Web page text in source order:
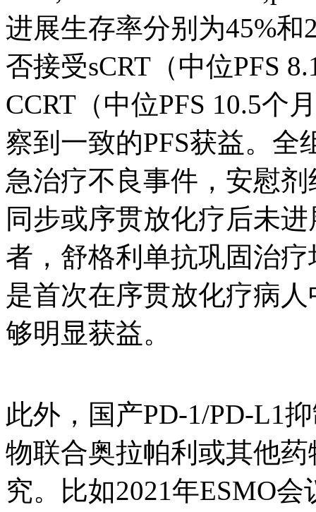
进展生存率分别为45%和
否接受sCRT（中位PFS
CCRT（中位PFS 10.5个
察到一致的PFS获益。全
急治疗不良事件，安慰
同步或序贯放化疗后未
者，舒格利单抗巩固治
是首次在序贯放化疗病
够明显获益。
此外，国产PD-1/PD-L1
物联合奥拉帕利或其他
究。比如2021年ESMO